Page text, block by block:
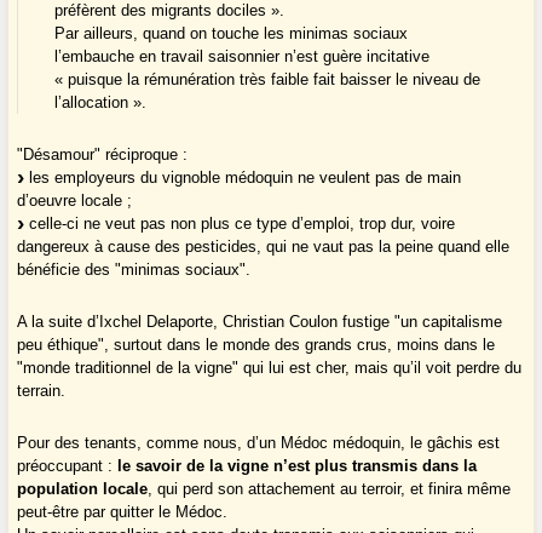
préfèrent des migrants dociles ».
Par ailleurs, quand on touche les minimas sociaux
l’embauche en travail saisonnier n’est guère incitative
« puisque la rémunération très faible fait baisser le niveau de
l’allocation ».
"Désamour" réciproque :
les employeurs du vignoble médoquin ne veulent pas de main
d’oeuvre locale ;
celle-ci ne veut pas non plus ce type d’emploi, trop dur, voire
dangereux à cause des pesticides, qui ne vaut pas la peine quand elle
bénéficie des "minimas sociaux".
A la suite d’Ixchel Delaporte, Christian Coulon fustige "un capitalisme
peu éthique", surtout dans le monde des grands crus, moins dans le
"monde traditionnel de la vigne" qui lui est cher, mais qu’il voit perdre du
terrain.
Pour des tenants, comme nous, d’un Médoc médoquin, le gâchis est
préoccupant : le savoir de la vigne n’est plus transmis dans la
population locale, qui perd son attachement au terroir, et finira même
peut-être par quitter le Médoc.